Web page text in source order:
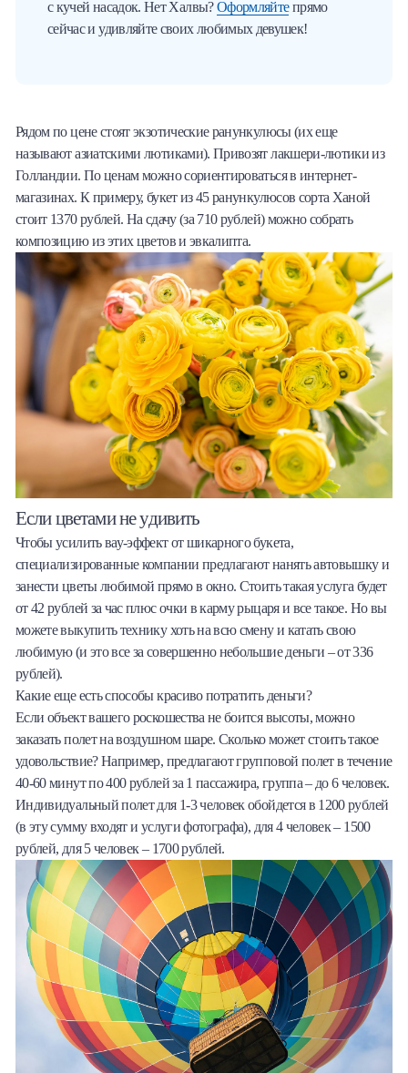
с кучей насадок. Нет Халвы?Оформляйтепрямо
сейчас и удивляйте своих любимых девушек!
Рядом по цене стоят экзотические ранункулюсы (их еще
называют азиатскими лютиками). Привозят лакшери-лютики из
Голландии. По ценам можно сориентироваться в интернет-
магазинах. К примеру, букет из 45 ранункулюсов сорта Ханой
стоит 1370 рублей. На сдачу (за 710 рублей) можно собрать
композицию из этих цветов и эвкалипта.
Если цветами не удивить
Чтобы усилить вау-эффект от шикарного букета,
специализированные компании предлагают нанять автовышку и
занести цветы любимой прямо в окно. Стоить такая услуга будет
от 42 рублей за час плюс очки в карму рыцаря и все такое. Но вы
можете выкупить технику хоть на всю смену и катать свою
любимую (и это все за совершенно небольшие деньги – от 336
рублей).
Какие еще есть способы красиво потратить деньги?
Если объект вашего роскошества не боится высоты, можно
заказать полет на воздушном шаре. Сколько может стоить такое
удовольствие? Например, предлагают групповой полет в течение
40-60 минут по 400 рублей за 1 пассажира, группа – до 6 человек.
Индивидуальный полет для 1-3 человек обойдется в 1200 рублей
(в эту сумму входят и услуги фотографа), для 4 человек – 1500
рублей, для 5 человек – 1700 рублей.